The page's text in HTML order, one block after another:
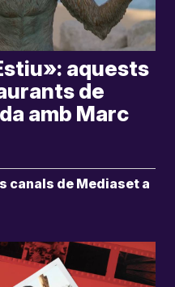
aquests
de
amb Marc
canals de Mediaset a